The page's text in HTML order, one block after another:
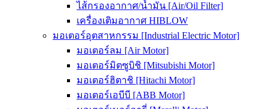
ไส้กรองอากาศ/น้ำมัน [Air/Oil Filter]
เครื่องเติมอากาศ HIBLOW
มอเตอร์อุตสาหกรรม [Industrial Electric Motor]
มอเตอร์ลม [Air Motor]
มอเตอร์มิตซูบิชิ [Mitsubishi Motor]
มอเตอร์ฮิตาชิ [Hitachi Motor]
มอเตอร์เอบีบี [ABB Motor]